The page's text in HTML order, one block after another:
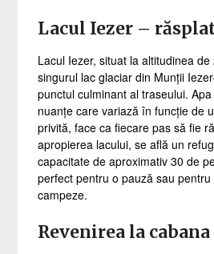
Lacul Iezer –
Lacul Iezer, situat la altitudinea
singurul lac glaciar din Munții
punctul culminant al traseului.
nuanțe care variază în funcție de
privită, face ca fiecare pas să fie
apropierea lacului, se află un
capacitate de aproximativ 30 de
perfect pentru o pauză sau
campeze.
Revenirea la